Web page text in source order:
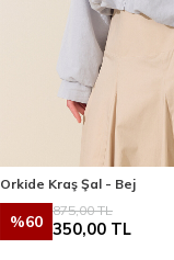
Orkide Kraş Şal - Bej
%60
875,00TL
350,00 TL